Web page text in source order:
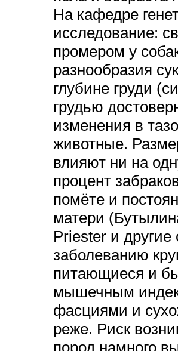
На кафедре
исследование:
промером у
разнообразия
глубине груди
грудью
изменения в
животные.
влияют ни на
процент
помёте и
матери
Priester и
заболеванию
питающиеся и
мышечным
фасциями и
реже. Риск
пород намного